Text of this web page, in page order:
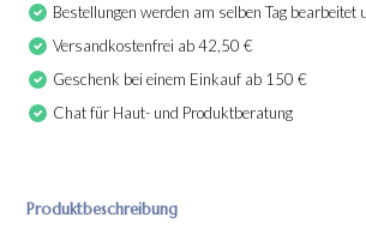
Bestellungen werden am selben Tag bearbeitet
Versandkostenfrei ab 42,50 €
Geschenk bei einem Einkauf ab 150 €
Chat für Haut- und Produktberatung
Produktbeschreibung